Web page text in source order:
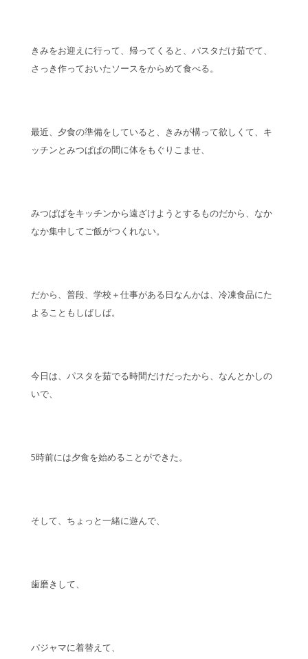
きみをお迎えに行って、帰ってくると、パスタだけ茹でて、
さっき作っておいたソースをからめて食べる。
最近、夕食の準備をしていると、きみが構って欲しくて、キ
ッチンとみつぱぱの間に体をもぐりこませ、
みつぱぱをキッチンから遠ざけようとするものだから、なか
なか集中してご飯がつくれない。
だから、普段、学校＋仕事がある日なんかは、冷凍食品にた
よることもしばしば。
今日は、パスタを茹でる時間だけだったから、なんとかしの
いで、
5時前には夕食を始めることができた。
そして、ちょっと一緒に遊んで、
歯磨きして、
パジャマに着替えて、